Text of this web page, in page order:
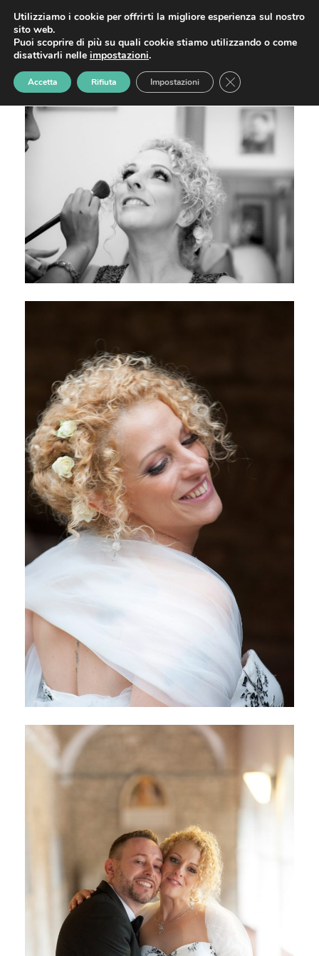
content
Open
mobile
menu
Close
mobile
menu
Matrimonio Simone e
Elena
Utilizziamo i cookie per offrirti la migliore esperienza sul nostro
sito web.
Puoi scoprire di più su quali cookie stiamo utilizzando o come
disattivarli nelle impostazioni.
Accetta Rifiuta Impostazioni Close GDPR